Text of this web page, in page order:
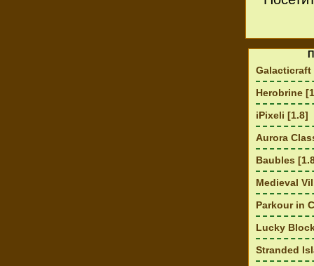
Galacticraft
Herobrine
iPixeli [1.8]
Aurora
Baubles
Medieval
Parkour in
Lucky
Stranded